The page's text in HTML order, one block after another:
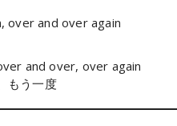
over and over again
and over, over again
もう一度